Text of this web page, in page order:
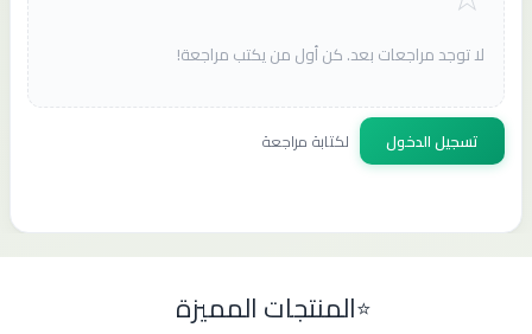
لا توجد مراجعات بعد. كن أول من يكتب مراجعة!
تسجيل الدخول لكتابة مراجعة
المنتجات المميزة